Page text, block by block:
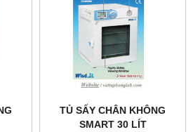
TỦ SẤY CHÂN KHÔNG
SMART 30 LÍT